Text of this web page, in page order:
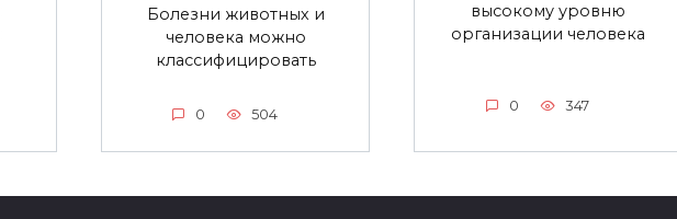
Болезни животных и
человека можно
классифицировать
0 504
высокому уровню
организации человека
0 347